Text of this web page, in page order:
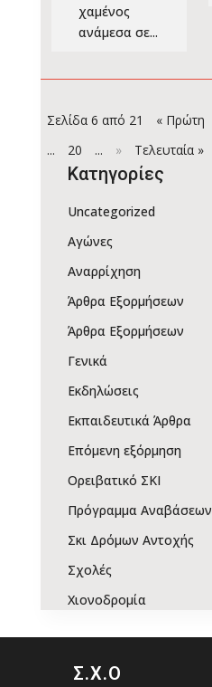
χαμένος
ανάμεσα σε...
Σελίδα 6 από 21 « Πρώτη
...
20 ... » Τελευταία »
Kατηγορίες
Uncategorized
Αγώνες
Αναρρίχηση
Άρθρα Εξορμήσεων
Άρθρα Εξορμήσεων
Γενικά
Εκδηλώσεις
Εκπαιδευτικά Άρθρα
Επόμενη εξόρμηση
Ορειβατικό ΣΚΙ
Πρόγραμμα Αναβάσεων
Σκι Δρόμων Αντοχής
Σχολές
Χιονοδρομία
Σ.Χ.Ο